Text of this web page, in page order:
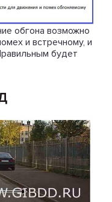
обгона возможно
и встречному, и
будет